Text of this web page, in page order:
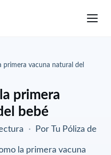
primera vacuna natural del
primera
bebé
·
Por Tu Póliza de
la primera vacuna